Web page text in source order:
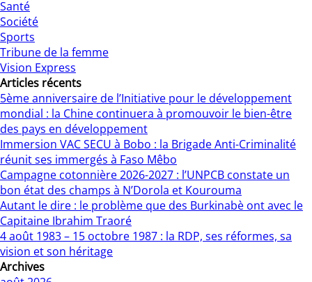
Santé
Société
Sports
Tribune de la femme
Vision Express
Articles récents
5ème anniversaire de l’Initiative pour le développement
mondial : la Chine continuera à promouvoir le bien-être
des pays en développement
Immersion VAC SECU à Bobo : la Brigade Anti-Criminalité
réunit ses immergés à Faso Mêbo
Campagne cotonnière 2026-2027 : l’UNPCB constate un
bon état des champs à N’Dorola et Kourouma
Autant le dire : le problème que des Burkinabè ont avec le
Capitaine Ibrahim Traoré
4 août 1983 – 15 octobre 1987 : la RDP, ses réformes, sa
vision et son héritage
Archives